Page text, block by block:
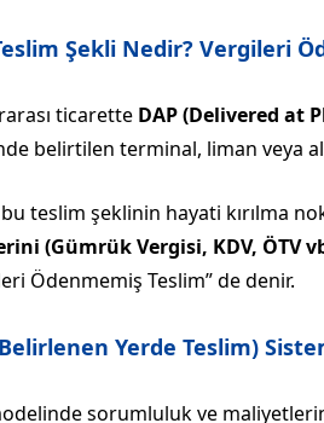
Şekli Nedir? Vergileri
ticarette DAP (Delivered at
belirtilen terminal, liman veya
teslim şeklinin hayati kırılma
(Gümrük Vergisi, KDV, ÖTV
Ödenmemiş Teslim” de denir.
Yerde Teslim)
sorumluluk ve